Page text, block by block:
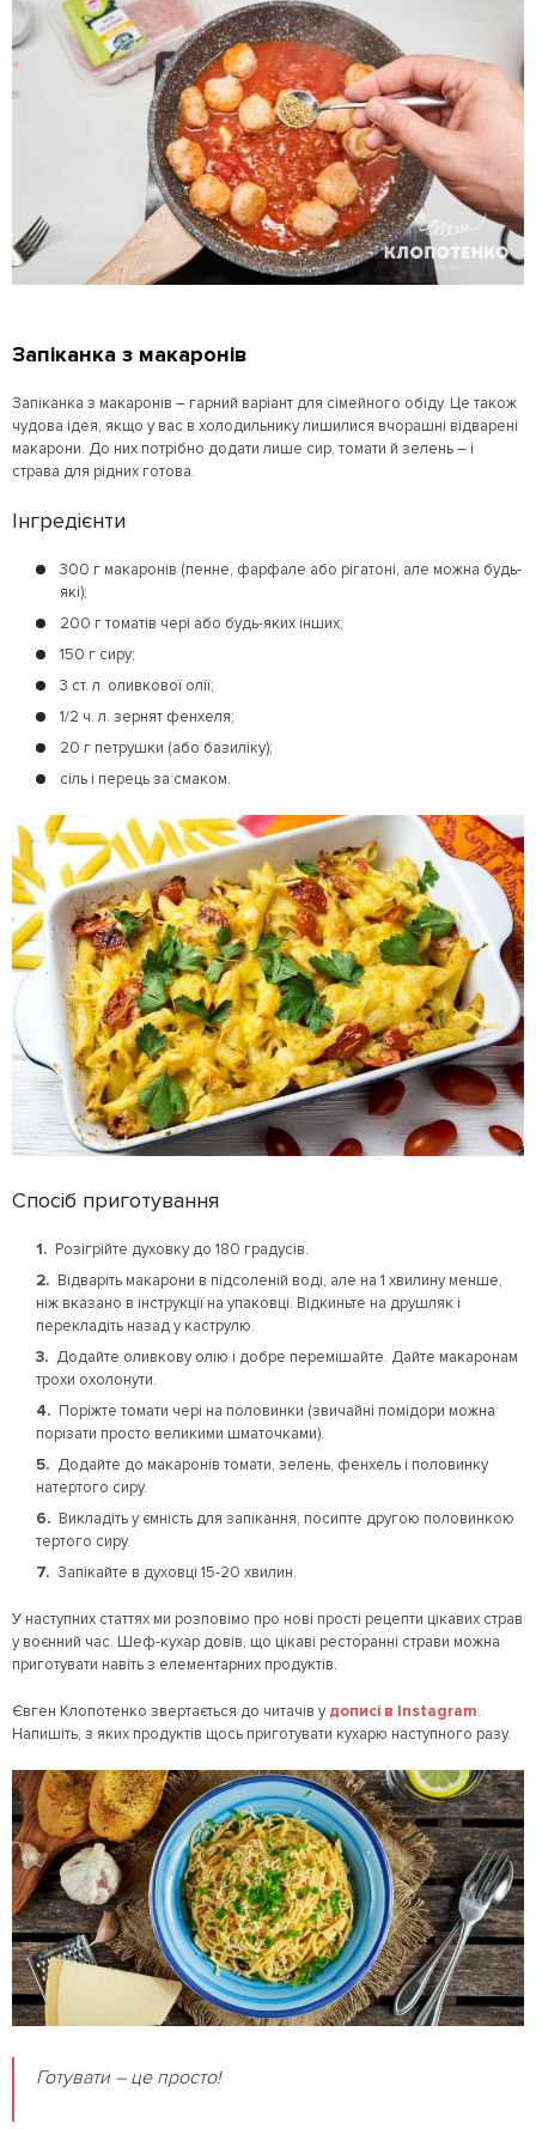
Запіканка з макаронів
Запіканка з макаронів – гарний варіант для сімейного обіду. Це також
чудова ідея, якщо у вас в холодильнику лишилися вчорашні відварені
макарони. До них потрібно додати лише сир, томати й зелень – і
страва для рідних готова.
Інгредієнти
300 г макаронів (пенне, фарфале або рігатоні, але можна будь-
які);
200 г томатів чері або будь-яких інших;
150 г сиру;
3 ст. л. оливкової олії;
1/2 ч. л. зернят фенхеля;
20 г петрушки (або базиліку);
сіль і перець за смаком.
Спосіб приготування
Розігрійте духовку до 180 градусів.
Відваріть макарони в підсоленій воді, але на 1 хвилину менше,
ніж вказано в інструкції на упаковці. Відкиньте на друшляк і
перекладіть назад у каструлю.
Додайте оливкову олію і добре перемішайте. Дайте макаронам
трохи охолонути.
Поріжте томати чері на половинки (звичайні помідори можна
порізати просто великими шматочками).
Додайте до макаронів томати, зелень, фенхель і половинку
натертого сиру.
Викладіть у ємність для запікання, посипте другою половинкою
тертого сиру.
Запікайте в духовці 15-20 хвилин.
У наступних статтях ми розповімо про нові прості рецепти цікавих страв
у воєнний час. Шеф-кухар довів, що цікаві ресторанні страви можна
приготувати навіть з елементарних продуктів.
Євген Клопотенко звертається до читачів удописі в Instagram.
Напишіть, з яких продуктів щось приготувати кухарю наступного разу.
Готувати – це просто!